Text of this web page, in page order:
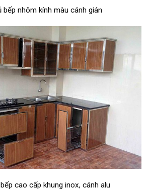
bếp nhôm kính màu cánh gián
cao cấp khung inox, cánh alu